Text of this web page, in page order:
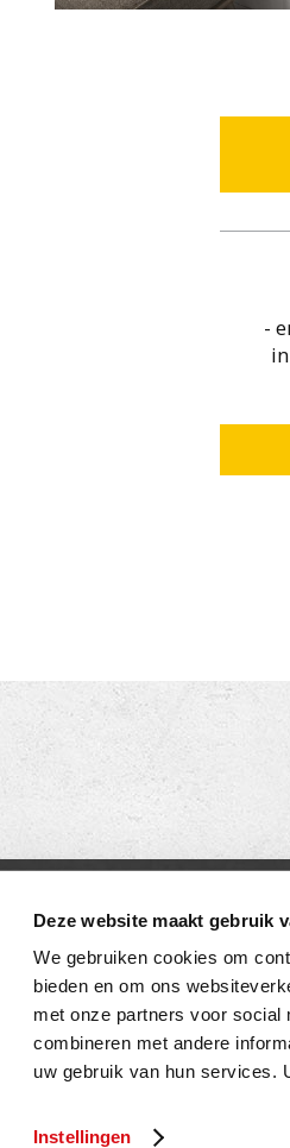
Deze website maakt gebruik
We gebruiken cookies om
bieden en om ons
met onze partners voor social
combineren met andere
uw gebruik van hun services.
Instellingen
-
Loetino
Duinweg 18
5482 VR
Tel:+31 (0)
E-mail: